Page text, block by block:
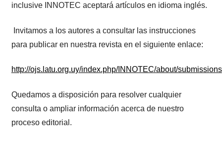
inclusive INNOTEC aceptará artículos en idioma inglés.
Invitamos a los autores a consultar las instrucciones
para publicar en nuestra revista en el siguiente enlace:
http://ojs.latu.org.uy/index.php/INNOTEC/about/submissions
Quedamos a disposición para resolver cualquier
consulta o ampliar información acerca de nuestro
proceso editorial.